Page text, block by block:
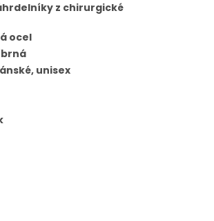
z chirurgické
ocel
unisex